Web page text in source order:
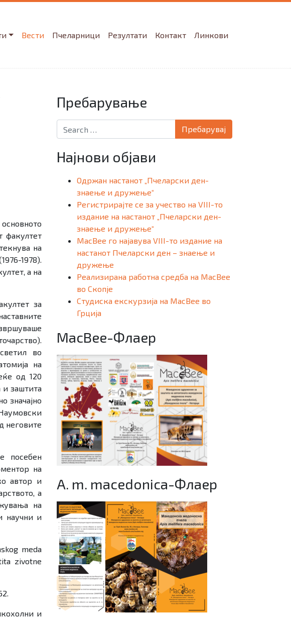
Вести Пчеларници Резултати Контакт Линкови
факултет
на
1978).
а на
за
во
на
од 120
и заштита
значајно
неговите
посебен
на
автор и
а
на
научни и
meda
zivotne
и
Пребарување
Search for:
Најнови објави
Одржан настанот „Пчеларски ден-
знаење и дружење“
Регистрирајте се за учество на VIII-то
издание на настанот „Пчеларски ден-
знаење и дружење“
MacBee го најавува VIII-то издание на
настанот Пчеларски ден – знаење и
дружење
Реализирана работна средба на MacBee
во Скопје
Студиска екскурзија на MacBee во
Грција
MacBee-Флаер
A. m. macedonica-Флаер